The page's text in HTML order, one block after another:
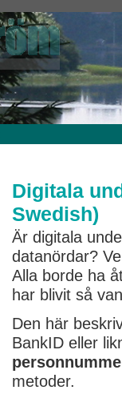
Digitala
Swedish)
Är digitala
datanördar?
Alla borde ha
har blivit så
Den här
BankID eller
metoder.